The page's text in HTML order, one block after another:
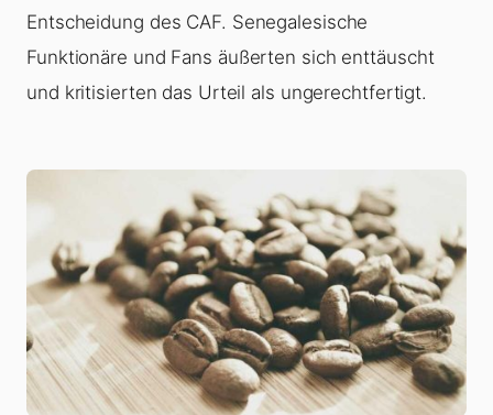
Entscheidung des CAF. Senegalesische
Funktionäre und Fans äußerten sich enttäuscht
und kritisierten das Urteil als ungerechtfertigt.